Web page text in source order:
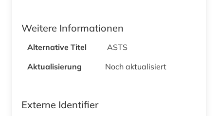
Weitere Informationen
Alternative Titel
ASTS
Aktualisierung
Noch aktualisiert
Externe Identifier